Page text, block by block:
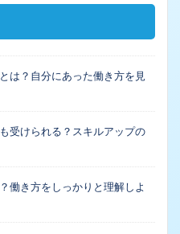
は？自分にあった働き方を見
受けられる？スキルアップの
働き方をしっかりと理解しよ